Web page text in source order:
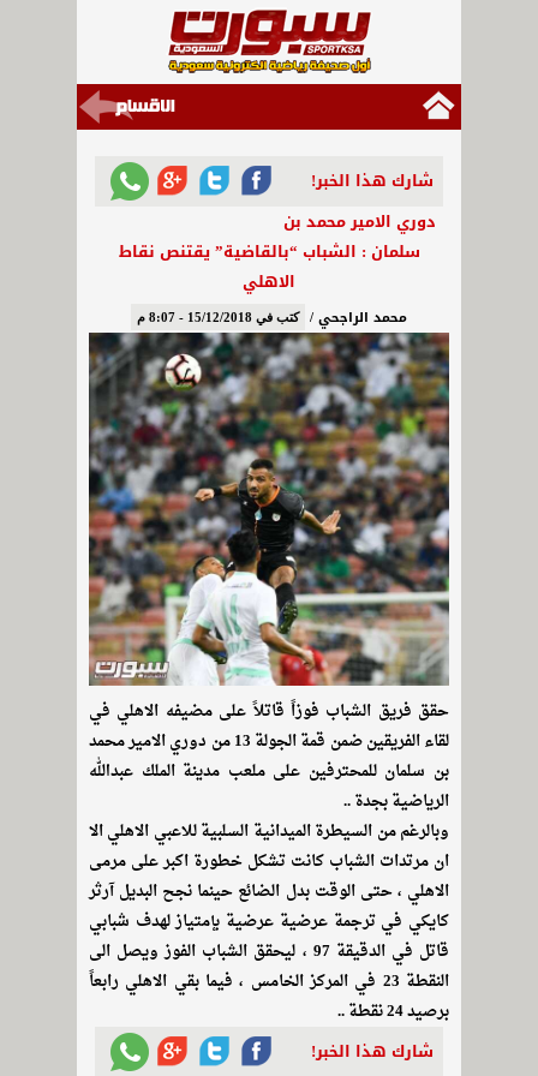
شارك هذا الخبر!
دوري الامير محمد بن
سلمان : الشباب “بالقاضية” يقتنص نقاط
الاهلي
محمد الراجحي / كتب في 15/12/2018 - 8:07 م
حقق فريق الشباب فوزاً قاتلاً على مضيفه الاهلي في
لقاء الفريقين ضمن قمة الجولة 13 من دوري الامير محمد
بن سلمان للمحترفين على ملعب مدينة الملك عبدالله
الرياضية بجدة ..
وبالرغم من السيطرة الميدانية السلبية للاعبي الاهلي الا
ان مرتدات الشباب كانت تشكل خطورة اكبر على مرمى
الاهلي ، حتى الوقت بدل الضائع حينما نجح البديل آرثر
كايكي في ترجمة عرضية عرضية بإمتياز لهدف شبابي
قاتل في الدقيقة 97 ، ليحقق الشباب الفوز ويصل الى
النقطة 23 في المركز الخامس ، فيما بقي الاهلي رابعاً
برصيد 24 نقطة ..
شارك هذا الخبر!